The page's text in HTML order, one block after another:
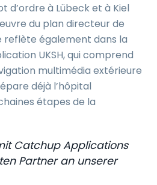
d’ordre à Lübeck et à Kiel
du plan directeur de
reflète également dans la
UKSH, qui comprend
multimédia extérieure
déjà l’hôpital
étapes de la
Catchup Applications
Partner an unserer